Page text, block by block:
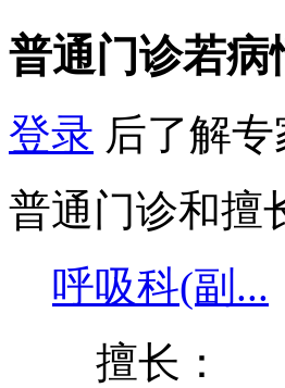
普通门诊若病
登录 后了解
普通门诊和擅
呼吸科(副...
擅长：